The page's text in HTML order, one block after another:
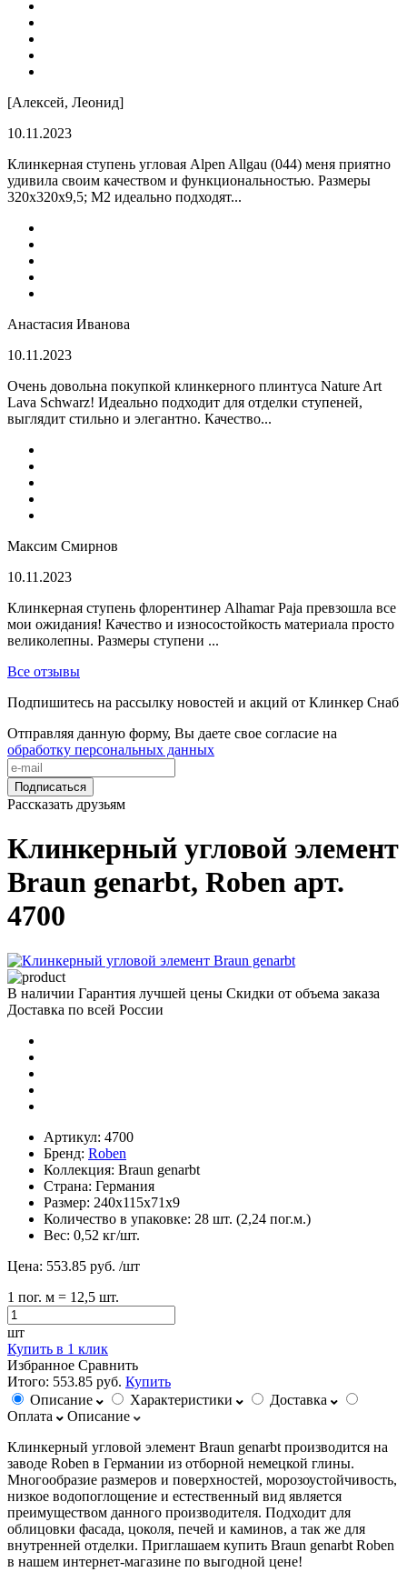
[Алексей, Леонид]
10.11.2023
Клинкерная ступень угловая Alpen Allgau (044) меня приятно
удивила своим качеством и функциональностью. Размеры
320x320x9,5; M2 идеально подходят...
Анастасия Иванова
10.11.2023
Очень довольна покупкой клинкерного плинтуса Nature Art
Lava Schwarz! Идеально подходит для отделки ступеней,
выглядит стильно и элегантно. Качество...
Максим Смирнов
10.11.2023
Клинкерная ступень флорентинер Alhamar Paja превзошла все
мои ожидания! Качество и износостойкость материала просто
великолепны. Размеры ступени ...
Все отзывы
Подпишитесь на рассылку новостей и акций от Клинкер Снаб
Отправляя данную форму, Вы даете свое согласие на
обработку персональных данных
Подписаться
Рассказать друзьям
Клинкерный угловой элемент
Braun genarbt, Roben арт.
4700
В наличии Гарантия лучшей цены Скидки от объема заказа
Доставка по всей России
Артикул: 4700
Бренд: Roben
Коллекция: Braun genarbt
Страна: Германия
Размер: 240х115х71х9
Количество в упаковке: 28 шт. (2,24 пог.м.)
Вес: 0,52 кг/шт.
Цена: 553.85 руб. /шт
1 пог. м = 12,5 шт.
шт
Купить в 1 клик
Избранное Сравнить
Итого: 553.85 руб. Купить
Описание
Характеристики
Доставка
Оплата
Описание
Клинкерный угловой элемент Braun genarbt производится на
заводе Roben в Германии из отборной немецкой глины.
Многообразие размеров и поверхностей, морозоустойчивость,
низкое водопоглощение и естественный вид является
преимуществом данного производителя. Подходит для
облицовки фасада, цоколя, печей и каминов, а так же для
внутренней отделки. Приглашаем купить Braun genarbt Roben
в нашем интернет-магазине по выгодной цене!